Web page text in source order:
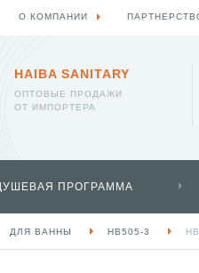
HAIBA SANITARY
ОПТОВЫЕ ПРОДАЖИ
ОТ ИМПОРТЕРА
ПРОГРАММА
ДЛЯ ВАННЫ HB505-3
О КОМПАНИИ